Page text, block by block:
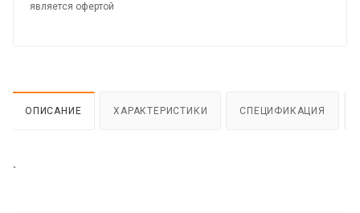
является офертой
ОПИСАНИЕ ХАРАКТЕРИСТИКИ СПЕЦИФИКАЦИЯ
`